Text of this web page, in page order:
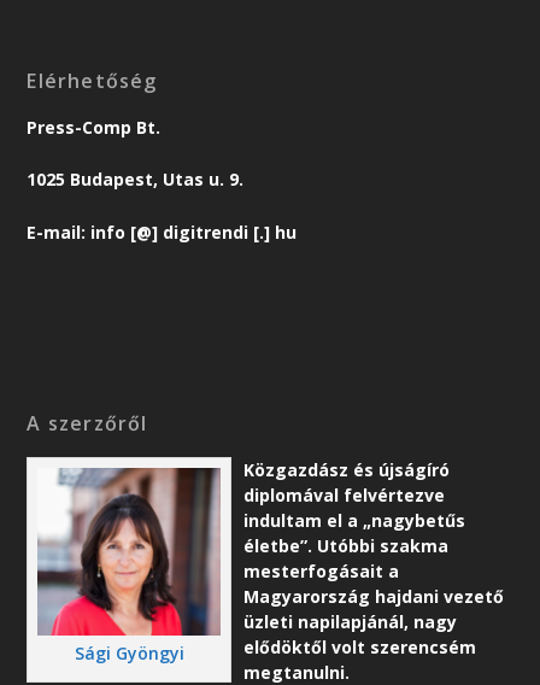
Elérhetőség
Press-Comp Bt.
1025 Budapest, Utas u. 9.
E-mail: info [@] digitrendi [.] hu
A szerzőről
Sági Gyöngyi
Közgazdász és újságíró
diplomával felvértezve
indultam el a „nagybetűs
életbe”. Utóbbi szakma
mesterfogásait a
Magyarország hajdani vezető
üzleti napilapjánál, nagy
elődöktől volt szerencsém
megtanulni.